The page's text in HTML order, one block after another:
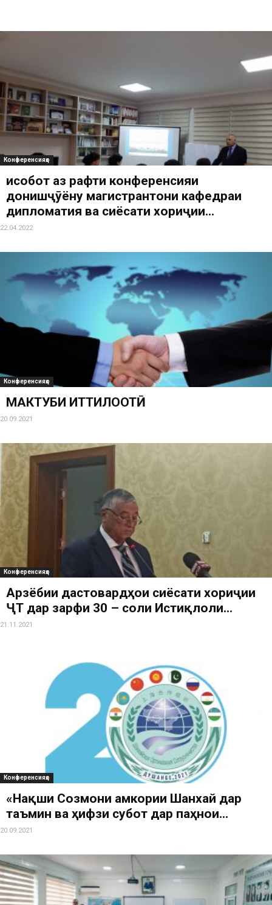
Конференсияҳо
Ҳисобот аз рафти конференсияи
донишҷӯёну магистрантони кафедраи
дипломатия ва сиёсати хориҷии...
22.04.2022
Конференсияҳо
МАКТУБИ ИТТИЛООТӢ
20.09.2021
Конференсияҳо
Арзёбии дастовардҳои сиёсати хориҷии
ҶТ дар зарфи 30 – соли Истиқлоли...
21.11.2021
Конференсияҳо
«Нақши Созмони Ҳамкории Шанхай дар
таъмин ва ҳифзи субот дар паҳнои...
20.09.2021